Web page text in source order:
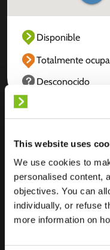
This website uses
We use cookies to
personalised content,
objectives. You can
individually, or refuse
more information on
Disponible
Totalmente
Desconocido
Ubicación